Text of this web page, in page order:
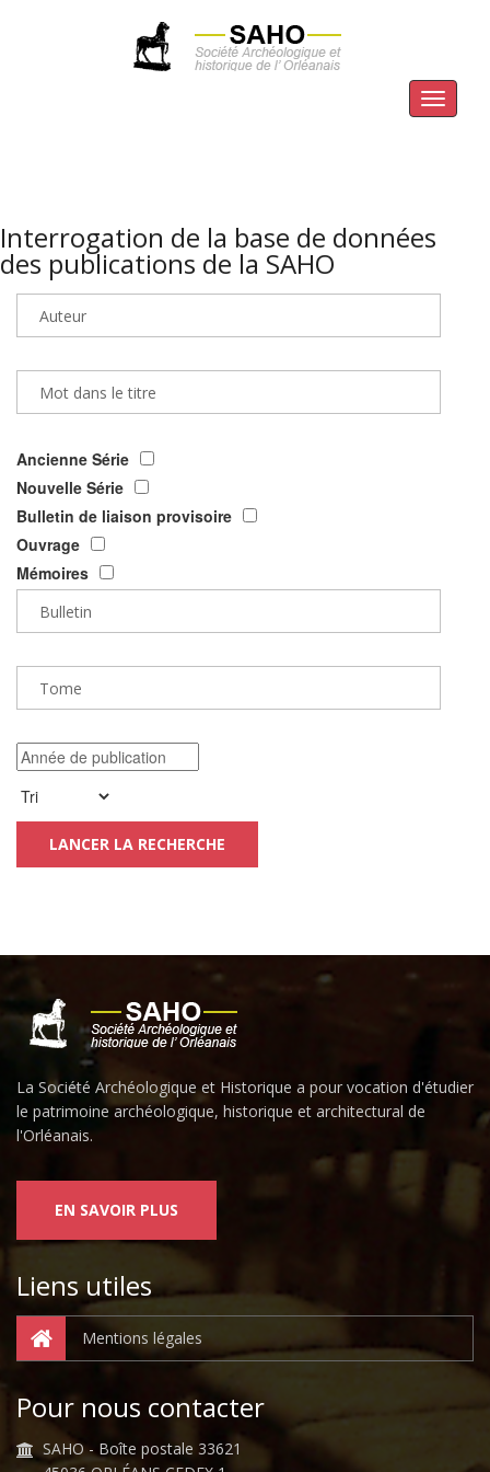
Menu
Interrogation de la base de données
des publications de la SAHO
Ancienne Série
Nouvelle Série
Bulletin de liaison provisoire
Ouvrage
Mémoires
La Société Archéologique et Historique a pour vocation d'étudier
le patrimoine archéologique, historique et architectural de
l'Orléanais.
EN SAVOIR PLUS
Liens utiles
Mentions légales
Pour nous contacter
SAHO - Boîte postale 33621